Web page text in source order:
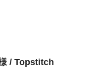
/ Topstitch